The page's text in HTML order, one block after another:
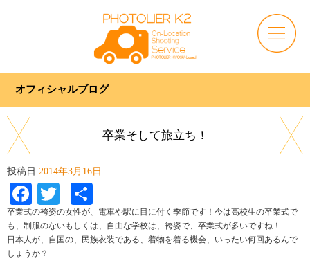
オフィシャルブログ
卒業そして旅立ち！
投稿日 2014年3月16日
Facebook
Twitter
有
卒業式の袴姿の女性が、電車や駅に目に付く季節です！今は高校生の卒業式で
も、制服のないもしくは、自由な学校は、袴姿で、卒業式が多いですね！
日本人が、自国の、民族衣装である、着物を着る機会、いったい何回あるんで
しょうか？